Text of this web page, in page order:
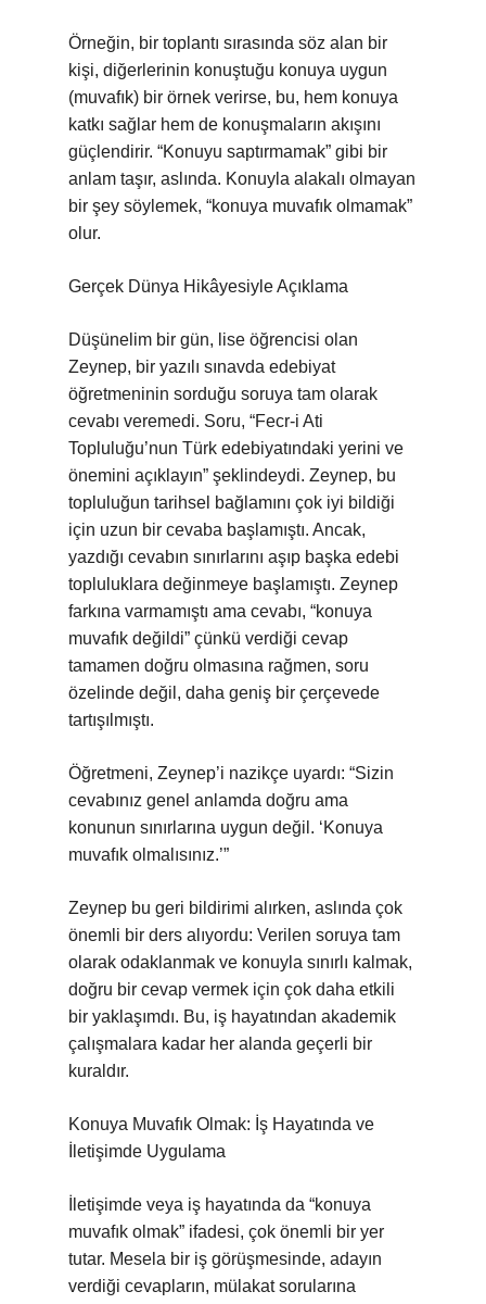
Örneğin, bir toplantı sırasında söz alan bir
kişi, diğerlerinin konuştuğu konuya uygun
(muvafık) bir örnek verirse, bu, hem konuya
katkı sağlar hem de konuşmaların akışını
güçlendirir. “Konuyu saptırmamak” gibi bir
anlam taşır, aslında. Konuyla alakalı olmayan
bir şey söylemek, “konuya muvafık olmamak”
olur.
Gerçek Dünya Hikâyesiyle Açıklama
Düşünelim bir gün, lise öğrencisi olan
Zeynep, bir yazılı sınavda edebiyat
öğretmeninin sorduğu soruya tam olarak
cevabı veremedi. Soru, “Fecr-i Ati
Topluluğu’nun Türk edebiyatındaki yerini ve
önemini açıklayın” şeklindeydi. Zeynep, bu
topluluğun tarihsel bağlamını çok iyi bildiği
için uzun bir cevaba başlamıştı. Ancak,
yazdığı cevabın sınırlarını aşıp başka edebi
topluluklara değinmeye başlamıştı. Zeynep
farkına varmamıştı ama cevabı, “konuya
muvafık değildi” çünkü verdiği cevap
tamamen doğru olmasına rağmen, soru
özelinde değil, daha geniş bir çerçevede
tartışılmıştı.
Öğretmeni, Zeynep’i nazikçe uyardı: “Sizin
cevabınız genel anlamda doğru ama
konunun sınırlarına uygun değil. ‘Konuya
muvafık olmalısınız.’”
Zeynep bu geri bildirimi alırken, aslında çok
önemli bir ders alıyordu: Verilen soruya tam
olarak odaklanmak ve konuyla sınırlı kalmak,
doğru bir cevap vermek için çok daha etkili
bir yaklaşımdı. Bu, iş hayatından akademik
çalışmalara kadar her alanda geçerli bir
kuraldır.
Konuya Muvafık Olmak: İş Hayatında ve
İletişimde Uygulama
İletişimde veya iş hayatında da “konuya
muvafık olmak” ifadesi, çok önemli bir yer
tutar. Mesela bir iş görüşmesinde, adayın
verdiği cevapların, mülakat sorularına